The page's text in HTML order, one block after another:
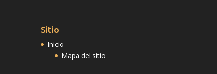
Sitio
Inicio
Mapa del sitio